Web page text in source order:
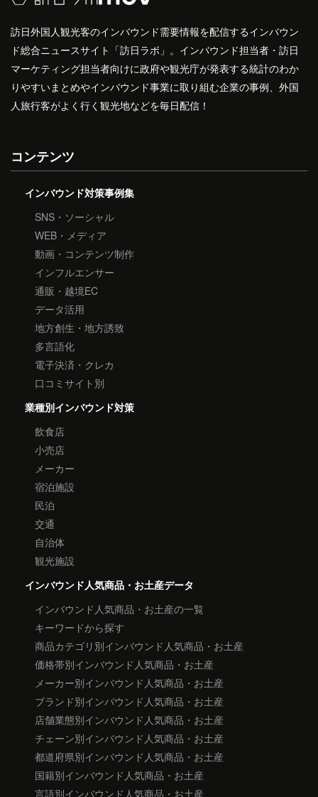
訪日外国人観光客のインバウンド需要情報を配信するインバウン
ド総合ニュースサイト「訪日ラボ」。インバウンド担当者・訪日
マーケティング担当者向けに政府や観光庁が発表する統計のわか
りやすいまとめやインバウンド事業に取り組む企業の事例、外国
人旅行客がよく行く観光地などを毎日配信！
コンテンツ
インバウンド対策事例集
SNS・ソーシャル
WEB・メディア
動画・コンテンツ制作
インフルエンサー
通販・越境EC
データ活用
地方創生・地方誘致
多言語化
電子決済・クレカ
口コミサイト別
業種別インバウンド対策
飲食店
小売店
メーカー
宿泊施設
民泊
交通
自治体
観光施設
インバウンド人気商品・お土産データ
インバウンド人気商品・お土産の一覧
キーワードから探す
商品カテゴリ別インバウンド人気商品・お土産
価格帯別インバウンド人気商品・お土産
メーカー別インバウンド人気商品・お土産
ブランド別インバウンド人気商品・お土産
店舗業態別インバウンド人気商品・お土産
チェーン別インバウンド人気商品・お土産
都道府県別インバウンド人気商品・お土産
国籍別インバウンド人気商品・お土産
言語別インバウンド人気商品・お土産